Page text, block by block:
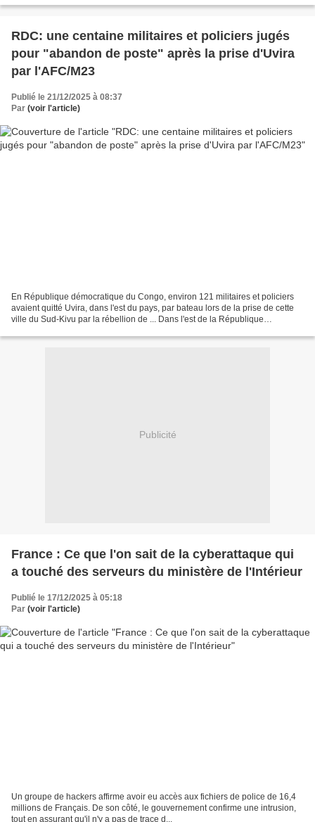
RDC: une centaine militaires et policiers jugés
pour "abandon de poste" après la prise d'Uvira
par l'AFC/M23
Publié le 21/12/2025 à 08:37
Par (voir l'article)
En République démocratique du Congo, environ 121 militaires et policiers
avaient quitté Uvira, dans l'est du pays, par bateau lors de la prise de cette
ville du Sud-Kivu par la rébellion de ... Dans l'est de la République
Publicité
France : Ce que l'on sait de la cyberattaque qui
a touché des serveurs du ministère de l'Intérieur
Publié le 17/12/2025 à 05:18
Par (voir l'article)
Un groupe de hackers affirme avoir eu accès aux fichiers de police de 16,4
millions de Français. De son côté, le gouvernement confirme une intrusion,
tout en assurant qu'il n'y a pas de trace d...